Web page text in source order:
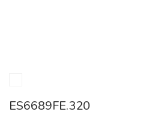
ES6689FE.320